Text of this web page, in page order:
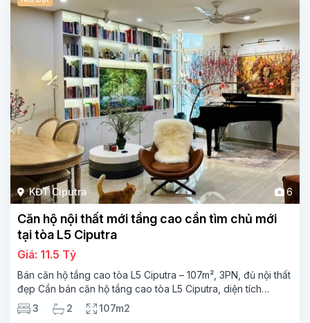
KĐT Ciputra 6
Căn hộ nội thất mới tầng cao cần tìm chủ mới
tại tòa L5 Ciputra
Giá: 11.5 Tỷ
Bán căn hộ tầng cao tòa L5 Ciputra – 107m², 3PN, đủ nội thất
đẹp Cần bán căn hộ tầng cao tòa L5 Ciputra, diện tích
107m², thiết kế 3 phòng ngủ – 2 vệ sinh, không gian rộng
thoáng. Căn
3 2 107m2